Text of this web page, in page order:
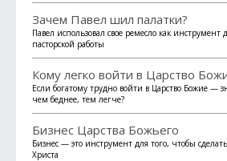
Зачем Павел шил палатки?
Павел использовал свое ремесло как инструмент
пасторской работы
Кому легко войти в Царство
Если богатому трудно войти в Царство Божие —
чем беднее, тем легче?
Бизнес Царства Божьего
Бизнес — это инструмент для того, чтобы
Христа